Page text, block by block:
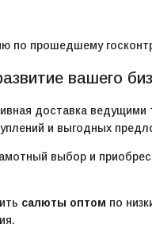
по прошедшему
вашего
доставка
и выгодных
выбор и
салюты оптом по